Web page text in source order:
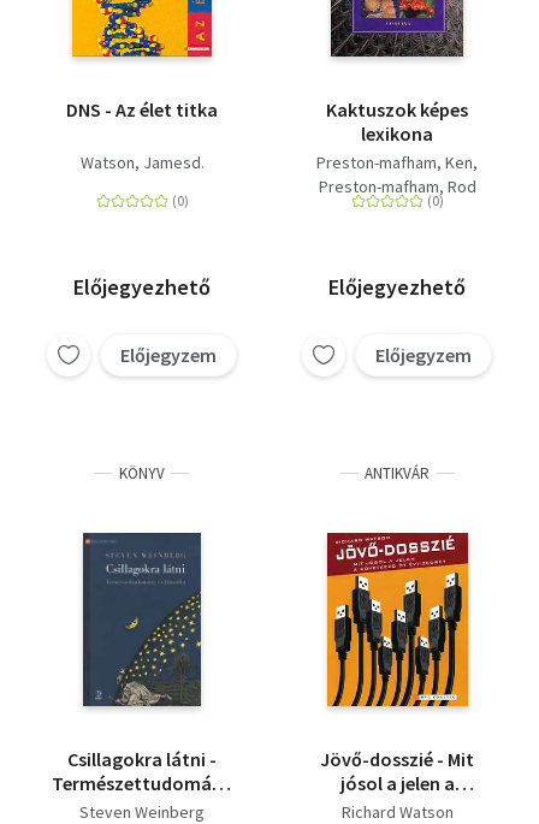
DNS - Az élet titka
Watson, Jamesd.
Előjegyezhető
Előjegyzem
Kaktuszok képes
lexikona
Preston-mafham, Ken
Preston-mafham, Rod
Előjegyezhető
Előjegyzem
KÖNYV
Csillagokra látni -
Természettudomány
és filozófia
Steven Weinberg
ANTIKVÁR
Jövő-dosszié - Mit
jósol a jelen a
következő öt
Richard Watson